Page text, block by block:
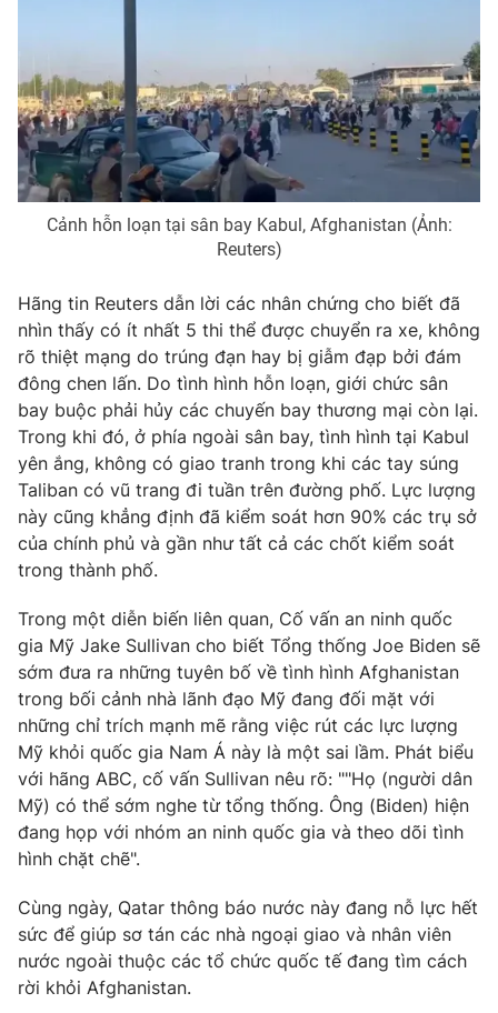
Thị trường
Tư vấn
Lịch phát sóng
Chuyên mục khác
Emagazine Podcast
Infographic
Video Shorts video
VTV Money VTV Thể thao
VTV Sức khoẻ Bất động sản
Thị trường 24h Tấm lòng Việt
VTV4
VTV9 VTV8
Liên hệ tòa soạn English
THỜI BÁO VTV
Theo dõi báo trên
Cơ quan chủ quản:Đài Truyền hình Việt Nam
Cảnh hỗn loạn tại sân bay Kabul, Afghanistan (Ảnh:
Reuters)
Hãng tin Reuters dẫn lời các nhân chứng cho biết đã
nhìn thấy có ít nhất 5 thi thể được chuyển ra xe, không
rõ thiệt mạng do trúng đạn hay bị giẫm đạp bởi đám
đông chen lấn. Do tình hình hỗn loạn, giới chức sân
bay buộc phải hủy các chuyến bay thương mại còn lại.
Trong khi đó, ở phía ngoài sân bay, tình hình tại Kabul
yên ắng, không có giao tranh trong khi các tay súng
Taliban có vũ trang đi tuần trên đường phố. Lực lượng
này cũng khẳng định đã kiểm soát hơn 90% các trụ sở
của chính phủ và gần như tất cả các chốt kiểm soát
trong thành phố.
Trong một diễn biến liên quan, Cố vấn an ninh quốc
gia Mỹ Jake Sullivan cho biết Tổng thống Joe Biden sẽ
sớm đưa ra những tuyên bố về tình hình Afghanistan
trong bối cảnh nhà lãnh đạo Mỹ đang đối mặt với
những chỉ trích mạnh mẽ rằng việc rút các lực lượng
Mỹ khỏi quốc gia Nam Á này là một sai lầm. Phát biểu
với hãng ABC, cố vấn Sullivan nêu rõ: ""Họ (người dân
Mỹ) có thể sớm nghe từ tổng thống. Ông (Biden) hiện
đang họp với nhóm an ninh quốc gia và theo dõi tình
hình chặt chẽ".
Cùng ngày, Qatar thông báo nước này đang nỗ lực hết
sức để giúp sơ tán các nhà ngoại giao và nhân viên
nước ngoài thuộc các tổ chức quốc tế đang tìm cách
rời khỏi Afghanistan.